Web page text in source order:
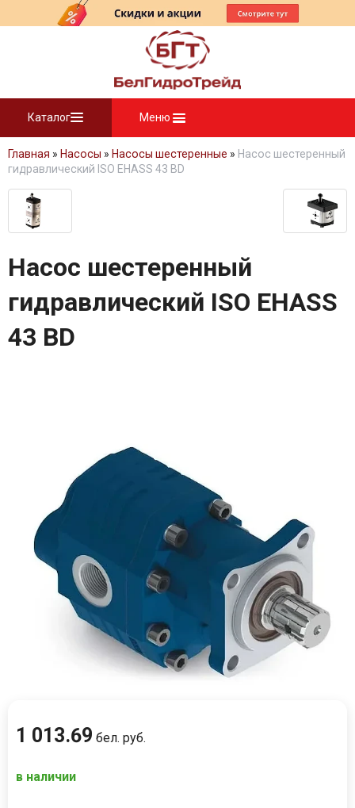
Каталог Меню
Главная » Насосы » Насосы шестеренные » Насос шестеренный
гидравлический ISO EHASS 43 BD
Насос шестеренный
гидравлический ISO EHASS
43 BD
1 013.69 бел. руб.
в наличии